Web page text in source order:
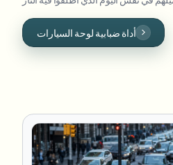
أداة ضبابية لوحة السيارات